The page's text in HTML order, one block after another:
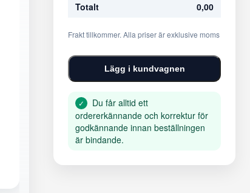
Totalt 0,00
Frakt tillkommer. Alla priser är exklusive moms
Lägg i kundvagnen
✓
Du får alltid ett
ordererkännande och korrektur för
godkännande innan beställningen
är bindande.